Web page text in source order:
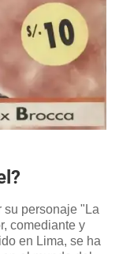
su personaje "La
comediante y
en Lima, se ha